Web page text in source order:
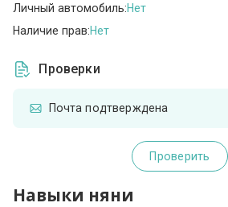
Личный автомобиль:Нет
Наличие прав:Нет
Проверки
Почта подтверждена
Проверить
Навыки няни